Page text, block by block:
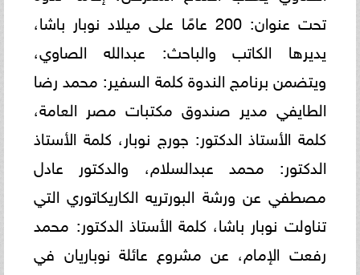
تحت عنوان: 200 عامًا على ميلاد نوبار باشا،
يديرها الكاتب والباحث: عبدالله الصاوي،
ويتضمن برنامج الندوة كلمة السفير: محمد رضا
الطايفي مدير صندوق مكتبات مصر العامة،
كلمة الأستاذ الدكتور: جورج نوبار، كلمة الأستاذ
الدكتور: محمد عبدالسلام، والدكتور عادل
مصطفي عن ورشة البورتريه الكاريكاتوري التي
تناولت نوبار باشا، كلمة الأستاذ الدكتور: محمد
رفعت الإمام، عن مشروع عائلة نوباريان في